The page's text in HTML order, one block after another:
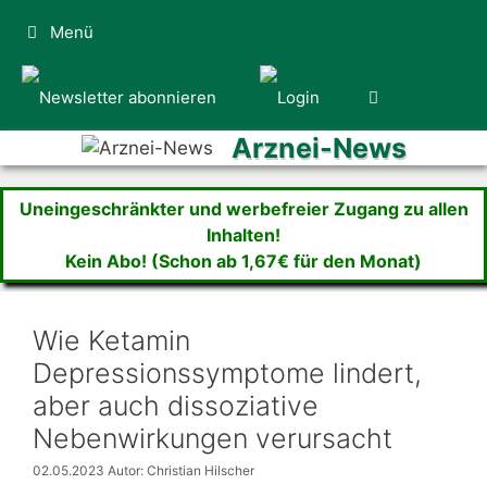
Inhalt
springen
Menü
Arznei-News
Uneingeschränkter und werbefreier Zugang zu allen
Inhalten!
Kein Abo! (Schon ab 1,67€ für den Monat)
Wie Ketamin
Depressionssymptome lindert,
aber auch dissoziative
Nebenwirkungen verursacht
02.05.2023 Autor: Christian Hilscher